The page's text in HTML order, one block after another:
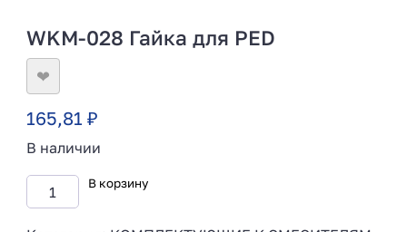
WKM-028 Гайка для PED
❤
165,81 ₽
В наличии
В корзину